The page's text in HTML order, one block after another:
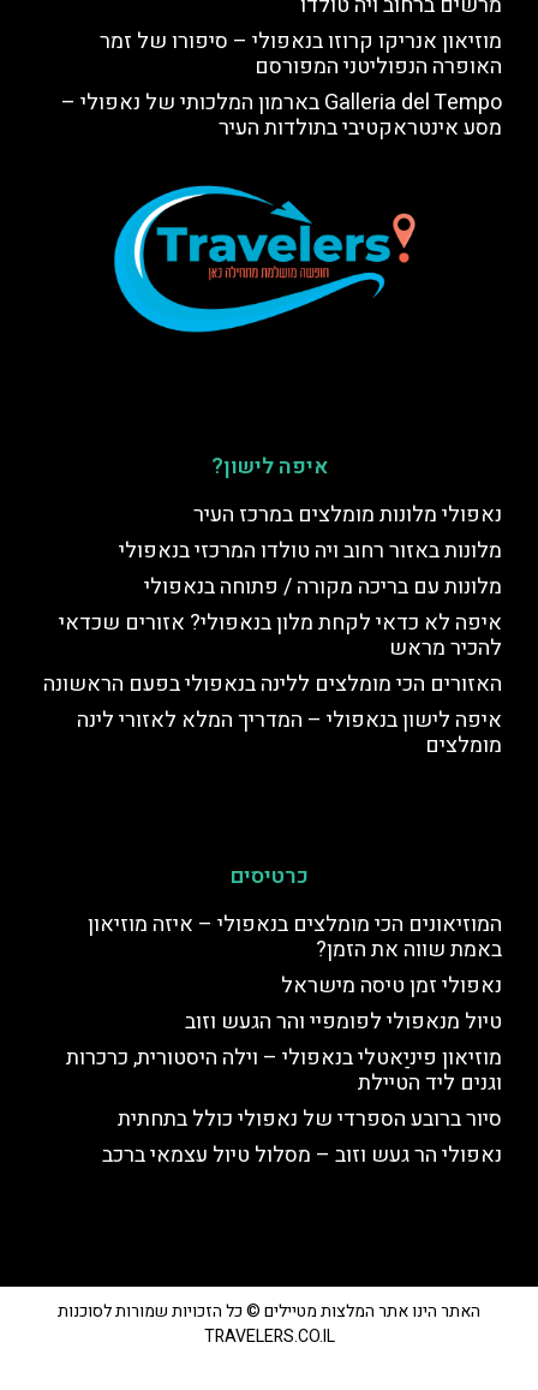
מוזיאון אנריקו קרוזו בנאפולי – סיפורו של זמר
האופרה הנפוליטני המפורסם
Galleria del Tempo בארמון המלכותי של נאפולי –
מסע אינטראקטיבי בתולדות העיר
איפה לישון?
נאפולי מלונות מומלצים במרכז העיר
מלונות באזור רחוב ויה טולדו המרכזי בנאפולי
מלונות עם בריכה מקורה / פתוחה בנאפולי
איפה לא כדאי לקחת מלון בנאפולי? אזורים שכדאי
להכיר מראש
האזורים הכי מומלצים ללינה בנאפולי בפעם הראשונה
איפה לישון בנאפולי – המדריך המלא לאזורי לינה
מומלצים
כרטיסים
המוזיאונים הכי מומלצים בנאפולי – איזה מוזיאון
באמת שווה את הזמן?
נאפולי זמן טיסה מישראל
טיול מנאפולי לפומפיי והר הגעש וזוב
מוזיאון פיניַאטלי בנאפולי – וילה היסטורית, כרכרות
וגנים ליד הטיילת
סיור ברובע הספרדי של נאפולי כולל בתחתית
נאפולי הר געש וזוב – מסלול טיול עצמאי ברכב
האתר הינו אתר המלצות מטיילים © כל הזכויות שמורות לסוכנות
TRAVELERS.CO.IL